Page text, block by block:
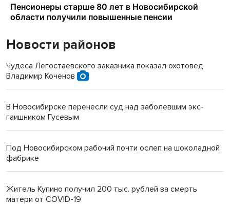
Новости районов
Чудеса Легостаевского заказника показал охотовед
Владимир Коченов
В Новосибирске перенесли суд над заболевшим экс-
гаишником Гусевым
Под Новосибирском рабочий почти ослеп на шоколадной
фабрике
Житель Купино получил 200 тыс. рублей за смерть
матери от COVID-19